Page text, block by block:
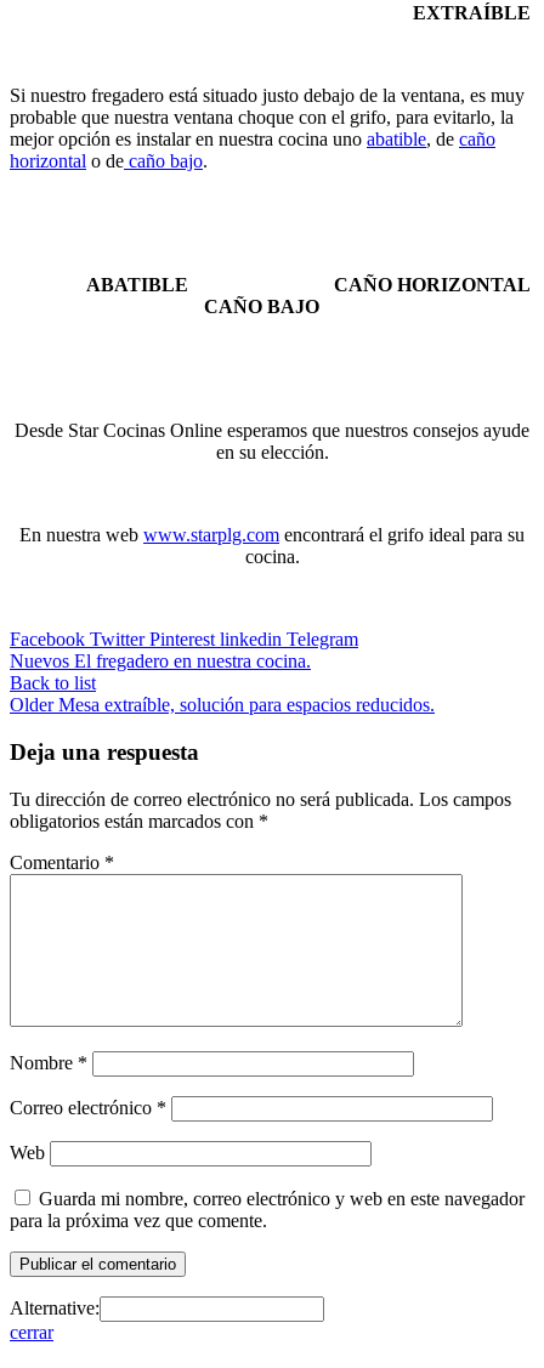
EXTRAÍBLE
Si nuestro fregadero está situado justo debajo de la ventana, es muy
probable que nuestra ventana choque con el grifo, para evitarlo, la
mejor opción es instalar en nuestra cocina uno abatible, de caño
horizontal o de caño bajo.
ABATIBLE CAÑO HORIZONTAL
CAÑO BAJO
Desde Star Cocinas Online esperamos que nuestros consejos ayude
en su elección.
En nuestra web www.starplg.com encontrará el grifo ideal para su
cocina.
Facebook Twitter Pinterest linkedin Telegram
Nuevos El fregadero en nuestra cocina.
Back to list
Older Mesa extraíble, solución para espacios reducidos.
Deja una respuesta
Tu dirección de correo electrónico no será publicada. Los campos
obligatorios están marcados con *
Comentario *
Nombre *
Correo electrónico *
Web
Guarda mi nombre, correo electrónico y web en este navegador
para la próxima vez que comente.
Alternative:
cerrar